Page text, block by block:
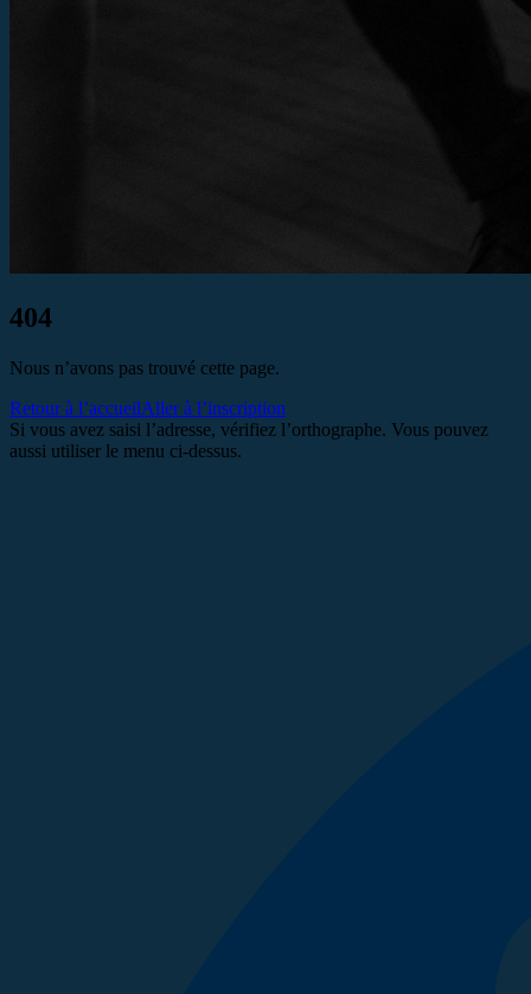
404
Nous n’avons pas trouvé cette page.
Retour à l’accueilAller à l’inscription
Si vous avez saisi l’adresse, vérifiez l’orthographe. Vous pouvez
aussi utiliser le menu ci-dessus.